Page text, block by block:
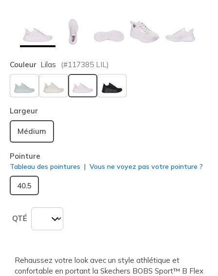
Couleur Lilas (#117385 LIL )
sélectionné
Largeur
Médium
Pointure
Tableau des pointures Vous ne voyez pas votre pointure ?
40.5
QTÉ
Rehaussez votre look avec un style athlétique et
confortable en portant la Skechers BOBS Sport™ B Flex